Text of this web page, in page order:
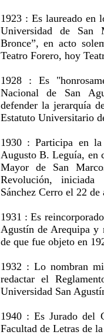
1923 : Es laureado en
Universidad de San
Bronce”, en acto
Teatro Forero, hoy
1928 : Es
Nacional de San
defender la jerarquía
Estatuto Universitario
1930 : Participa en
Augusto B. Leguía, en
Mayor de San
Revolución,
Sánchez Cerro el 22 de
1931 : Es
Agustín de Arequipa y
de que fue objeto en
1932 : Lo nombran
redactar el
Universidad San
1940 : Es Jurado del
Facultad de Letras de